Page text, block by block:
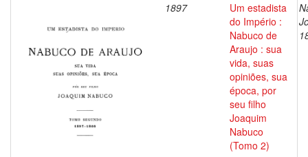
1897
Um estadista
do Império :
Nabuco de
Araujo : sua
vida, suas
opiniões, sua
época, por
seu filho
Joaquim
Nabuco
(Tomo 2)